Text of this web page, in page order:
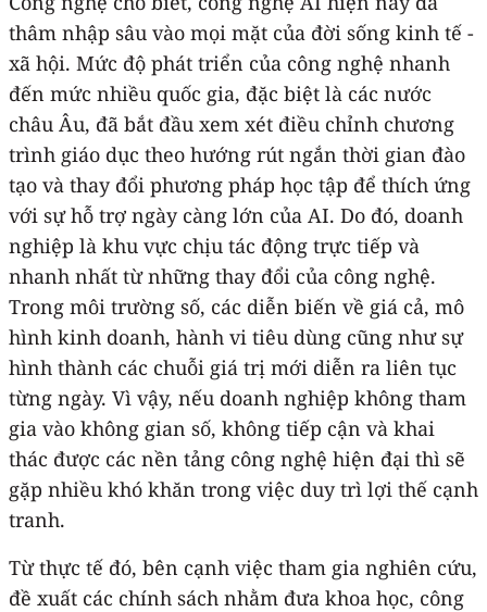
thâm nhập sâu vào mọi mặt của đời sống kinh tế -
xã hội. Mức độ phát triển của công nghệ nhanh
đến mức nhiều quốc gia, đặc biệt là các nước
châu Âu, đã bắt đầu xem xét điều chỉnh chương
trình giáo dục theo hướng rút ngắn thời gian đào
tạo và thay đổi phương pháp học tập để thích ứng
với sự hỗ trợ ngày càng lớn của AI. Do đó, doanh
nghiệp là khu vực chịu tác động trực tiếp và
nhanh nhất từ những thay đổi của công nghệ.
Trong môi trường số, các diễn biến về giá cả, mô
hình kinh doanh, hành vi tiêu dùng cũng như sự
hình thành các chuỗi giá trị mới diễn ra liên tục
từng ngày. Vì vậy, nếu doanh nghiệp không tham
gia vào không gian số, không tiếp cận và khai
thác được các nền tảng công nghệ hiện đại thì sẽ
gặp nhiều khó khăn trong việc duy trì lợi thế cạnh
tranh.
Từ thực tế đó, bên cạnh việc tham gia nghiên cứu,
đề xuất các chính sách nhằm đưa khoa học, công